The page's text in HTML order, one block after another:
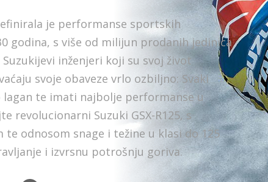
je performanse sportskih
godina, s više od milijun prodanih jedinica
inženjeri koji su svoj život
svoje obaveze vrlo ozbiljno: Svaki
lagan te imati najbolje performanse u
revolucionarni Suzuki GSX-R125, s
odnosom snage i težine u klasi do 125
i izvrsnu potrošnju goriva.